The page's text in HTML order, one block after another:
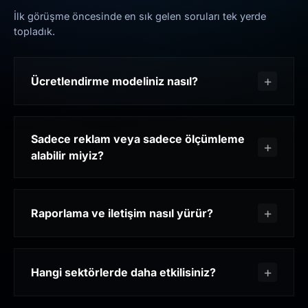
İlk görüşme öncesinde en sık gelen soruları tek yerde
topladık.
Ücretlendirme modeliniz nasıl?
Sadece reklam veya sadece ölçümleme
alabilir miyiz?
Raporlama ve iletişim nasıl yürür?
Hangi sektörlerde daha etkilisiniz?